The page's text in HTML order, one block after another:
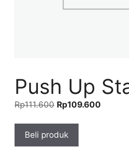
Push Up
Rp111.600 Harga
Rp111.600.
Rp109.600
Beli produk